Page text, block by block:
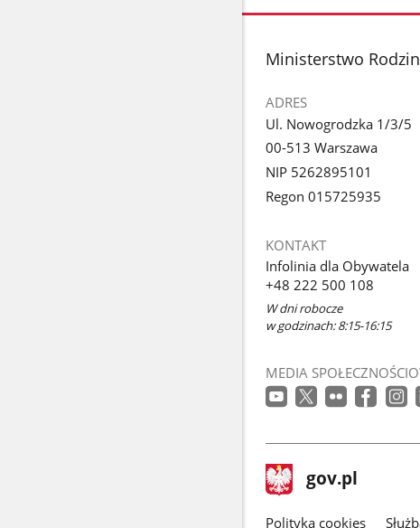
stopka
Ministerstwo
ADRES
Ul. Nowogrodzka 1/3/5
00-513 Warszawa
NIP 5262895101
Regon 015725935
KONTAKT
Infolinia dla Obywatela
+48 222 500 108
W dni robocze
w godzinach: 8:15-16:15
MEDIA
stopka
gov.pl Strona
gov.pl
Polityka cookies